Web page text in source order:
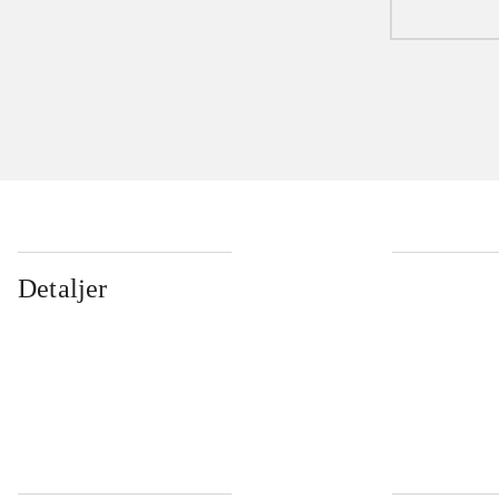
Detaljer